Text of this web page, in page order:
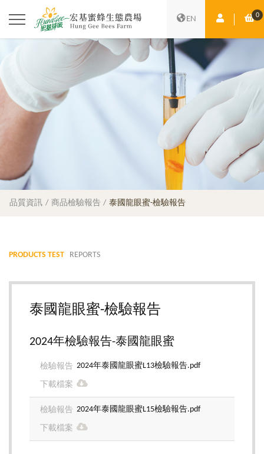
EN 會員中心0
購
品質資訊 商品檢驗報告 泰國龍眼蜜-檢驗報告
PRODUCTS TEST REPORTS
泰國龍眼蜜-檢驗報告
2024年檢驗報告-泰國龍眼蜜
2024年泰國龍眼蜜L13檢驗報告.pdf
2024年泰國龍眼蜜L15檢驗報告.pdf